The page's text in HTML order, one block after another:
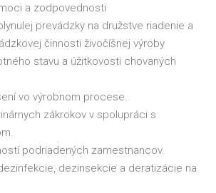
a zodpovednosti
prevádzky na družstve riadenie a
činnosti živočíšnej výroby
stavu a úžitkovosti chovaných
vo výrobnom procese.
zákrokov v spolupráci s
podriadených zamestnancov.
dezinsekcie a deratizácie na